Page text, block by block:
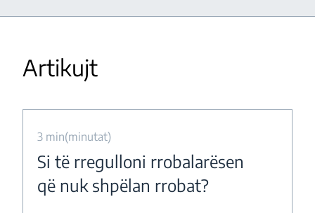
Artikujt
3 min(minutat)
Si të rregulloni rrobalarësen
që nuk shpëlan rrobat?